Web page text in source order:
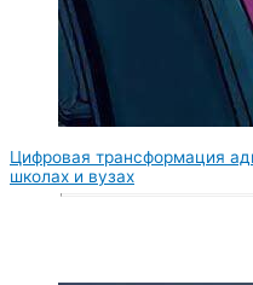
Цифровая трансформация
школах и вузах